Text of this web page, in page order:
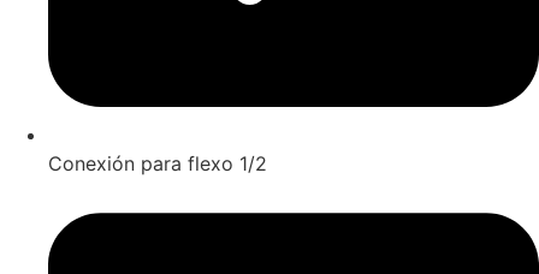
Conexión para flexo 1/2